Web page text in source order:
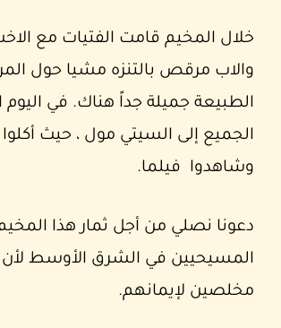
خلال المخيم قامت الفتيات مع
والاب مرقص بالتنزه مشيا حول
الطبيعة جميلة جداً هناك. في اليوم
الجميع إلى السيتي مول ، حيث أكلوا
وشاهدوا فيلما.
دعونا نصلي من أجل ثمار هذا
المسيحيين في الشرق الأوسط لأن
مخلصين لإيمانهم.